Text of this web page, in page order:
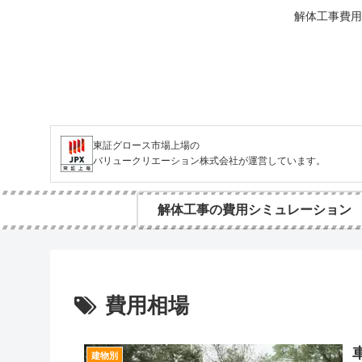
解体工事費
東証グロース市場上場の
バリュークリエーション株式会社が運営しています。
解体工事の費用シミュレーション
費用相場
建物別